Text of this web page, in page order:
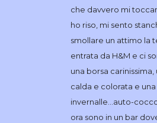
che davvero mi
ho riso, mi sento
smollare un attimo la
entrata da H&M e ci
una borsa
calda e colorata e
invernalle…auto-
ora sono in un bar